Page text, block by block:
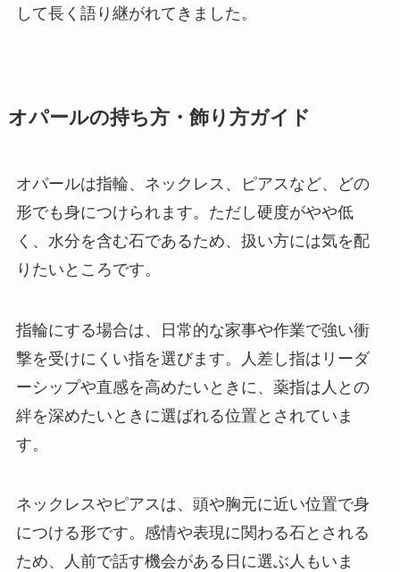
して長く語り継がれてきました。
オパールの持ち方・飾り方ガイド
オパールは指輪、ネックレス、ピアスなど、どの
形でも身につけられます。ただし硬度がやや低
く、水分を含む石であるため、扱い方には気を配
りたいところです。
指輪にする場合は、日常的な家事や作業で強い衝
撃を受けにくい指を選びます。人差し指はリーダ
ーシップや直感を高めたいときに、薬指は人との
絆を深めたいときに選ばれる位置とされていま
す。
ネックレスやピアスは、頭や胸元に近い位置で身
につける形です。感情や表現に関わる石とされる
ため、人前で話す機会がある日に選ぶ人もいま